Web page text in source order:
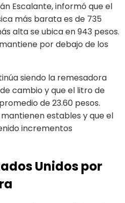
Escalante, informó que el
más barata es de 735
alta se ubica en 943 pesos.
por debajo de los
siendo la remesadora
cambio y que el litro de
de 23.60 pesos.
estables y que el
incrementos
Unidos por